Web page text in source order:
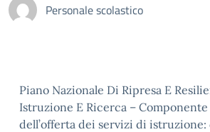
Personale scolastico
Piano Nazionale Di Ripresa E
Istruzione E Ricerca –
dell’offerta dei servizi di